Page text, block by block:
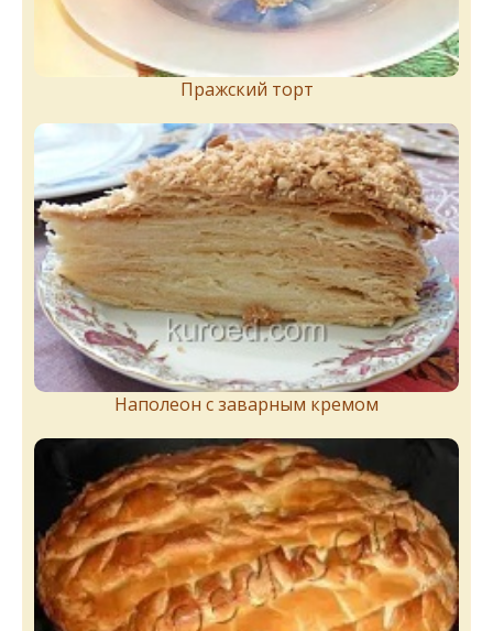
Пражский торт
Наполеон с заварным кремом